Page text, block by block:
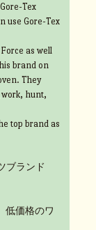
Tex
use Gore-Tex
as well
brand on
They
hunt,
top brand as
ブランド
低価格のワ